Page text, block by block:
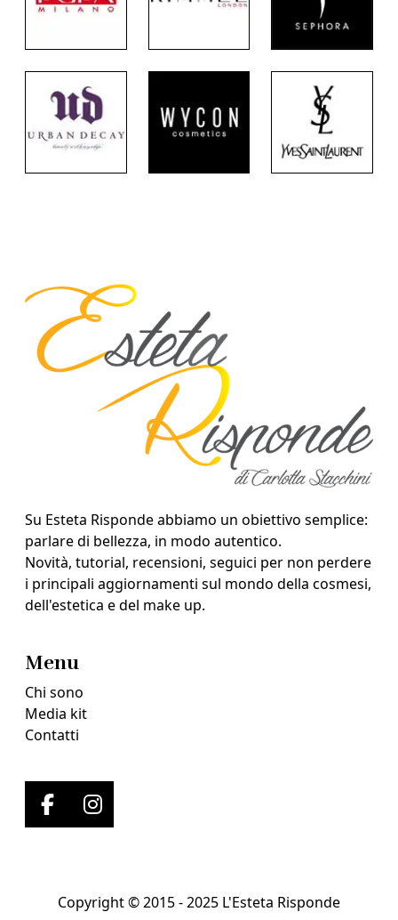
Su Esteta Risponde abbiamo un obiettivo semplice:
parlare di bellezza, in modo autentico.
Novità, tutorial, recensioni, seguici per non perdere
i principali aggiornamenti sul mondo della cosmesi,
dell'estetica e del make up.
Menu
Chi sono
Media kit
Contatti
Copyright © 2015 - 2025 L'Esteta Risponde